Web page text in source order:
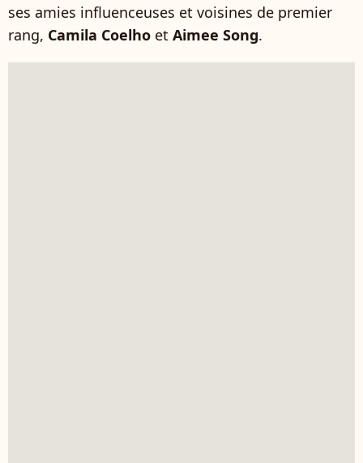
ses amies influenceuses et voisines de premier
rang, Camila Coelho et Aimee Song.